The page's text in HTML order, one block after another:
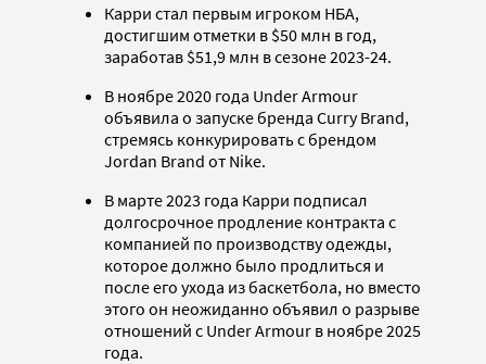
Карри стал первым игроком НБА,
достигшим отметки в $50 млн в год,
заработав $51,9 млн в сезоне 2023-24.
В ноябре 2020 года Under Armour
объявила о запуске бренда Curry Brand,
стремясь конкурировать с брендом
Jordan Brand от Nike.
В марте 2023 года Карри подписал
долгосрочное продление контракта с
компанией по производству одежды,
которое должно было продлиться и
после его ухода из баскетбола, но вместо
этого он неожиданно объявил о разрыве
отношений с Under Armour в ноябре 2025
года.